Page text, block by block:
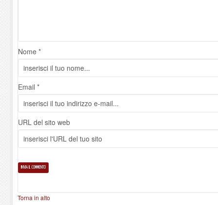
Nome *
Email *
URL del sito web
Torna in alto